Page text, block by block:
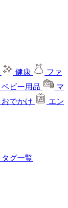
健康
ファ
ベビー用品
マ
おでかけ
エン
タグ一覧